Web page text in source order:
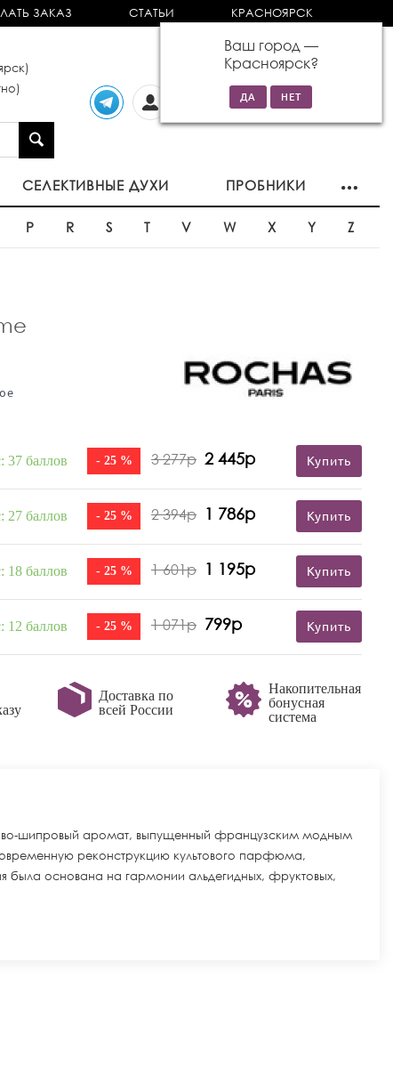
ЗАКАЗ СТАТЬИ КРАСНОЯРСК
Ваш город —
Красноярск?
0 товаров
на сумму 0р
СЕЛЕКТИВНЫЕ ДУХИ ПРОБНИКИ
P R S T V W X Y Z
37 баллов - 25 % 3 277р 2 445р Купить
27 баллов - 25 % 2 394р 1 786р Купить
18 баллов - 25 % 1 601р 1 195р Купить
12 баллов - 25 % 1 071р 799р Купить
Доставка по
всей России
Накопительная
бонусная
система
шипровый аромат, выпущенный французским модным
реконструкцию культового парфюма,
была основана на гармонии альдегидных, фруктовых,